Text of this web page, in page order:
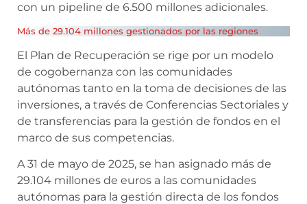
con un pipeline de 6.500 millones adicionales.
Más de 29.104 millones gestionados por las regiones
El Plan de Recuperación se rige por un modelo
de cogobernanza con las comunidades
autónomas tanto en la toma de decisiones de las
inversiones, a través de Conferencias Sectoriales y
de transferencias para la gestión de fondos en el
marco de sus competencias.
A 31 de mayo de 2025, se han asignado más de
29.104 millones de euros a las comunidades
autónomas para la gestión directa de los fondos